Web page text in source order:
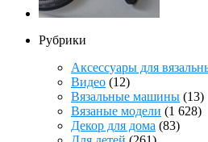
Рубрики
Аксессуары для
Видео (12)
Вязальные машины (13)
Вязаные модели (1 628)
Декор для дома (83)